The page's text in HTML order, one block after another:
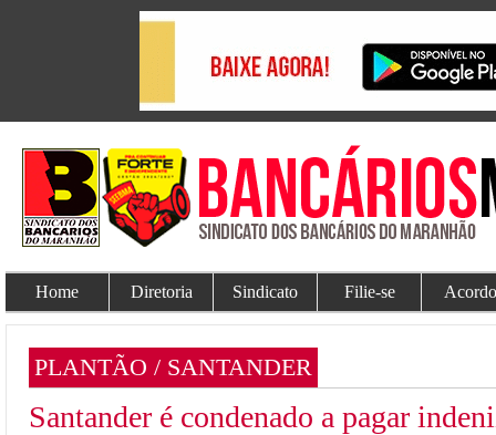
Home Diretoria Sindicato Filie-se
PLANTÃO / SANTANDER
Santander é condenado a pagar